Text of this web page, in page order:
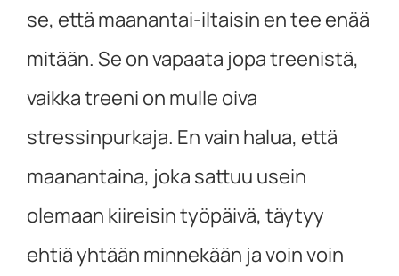
se, että maanantai-iltaisin en tee enää
mitään. Se on vapaata jopa treenistä,
vaikka treeni on mulle oiva
stressinpurkaja. En vain halua, että
maanantaina, joka sattuu usein
olemaan kiireisin työpäivä, täytyy
ehtiä yhtään minnekään ja voin voin